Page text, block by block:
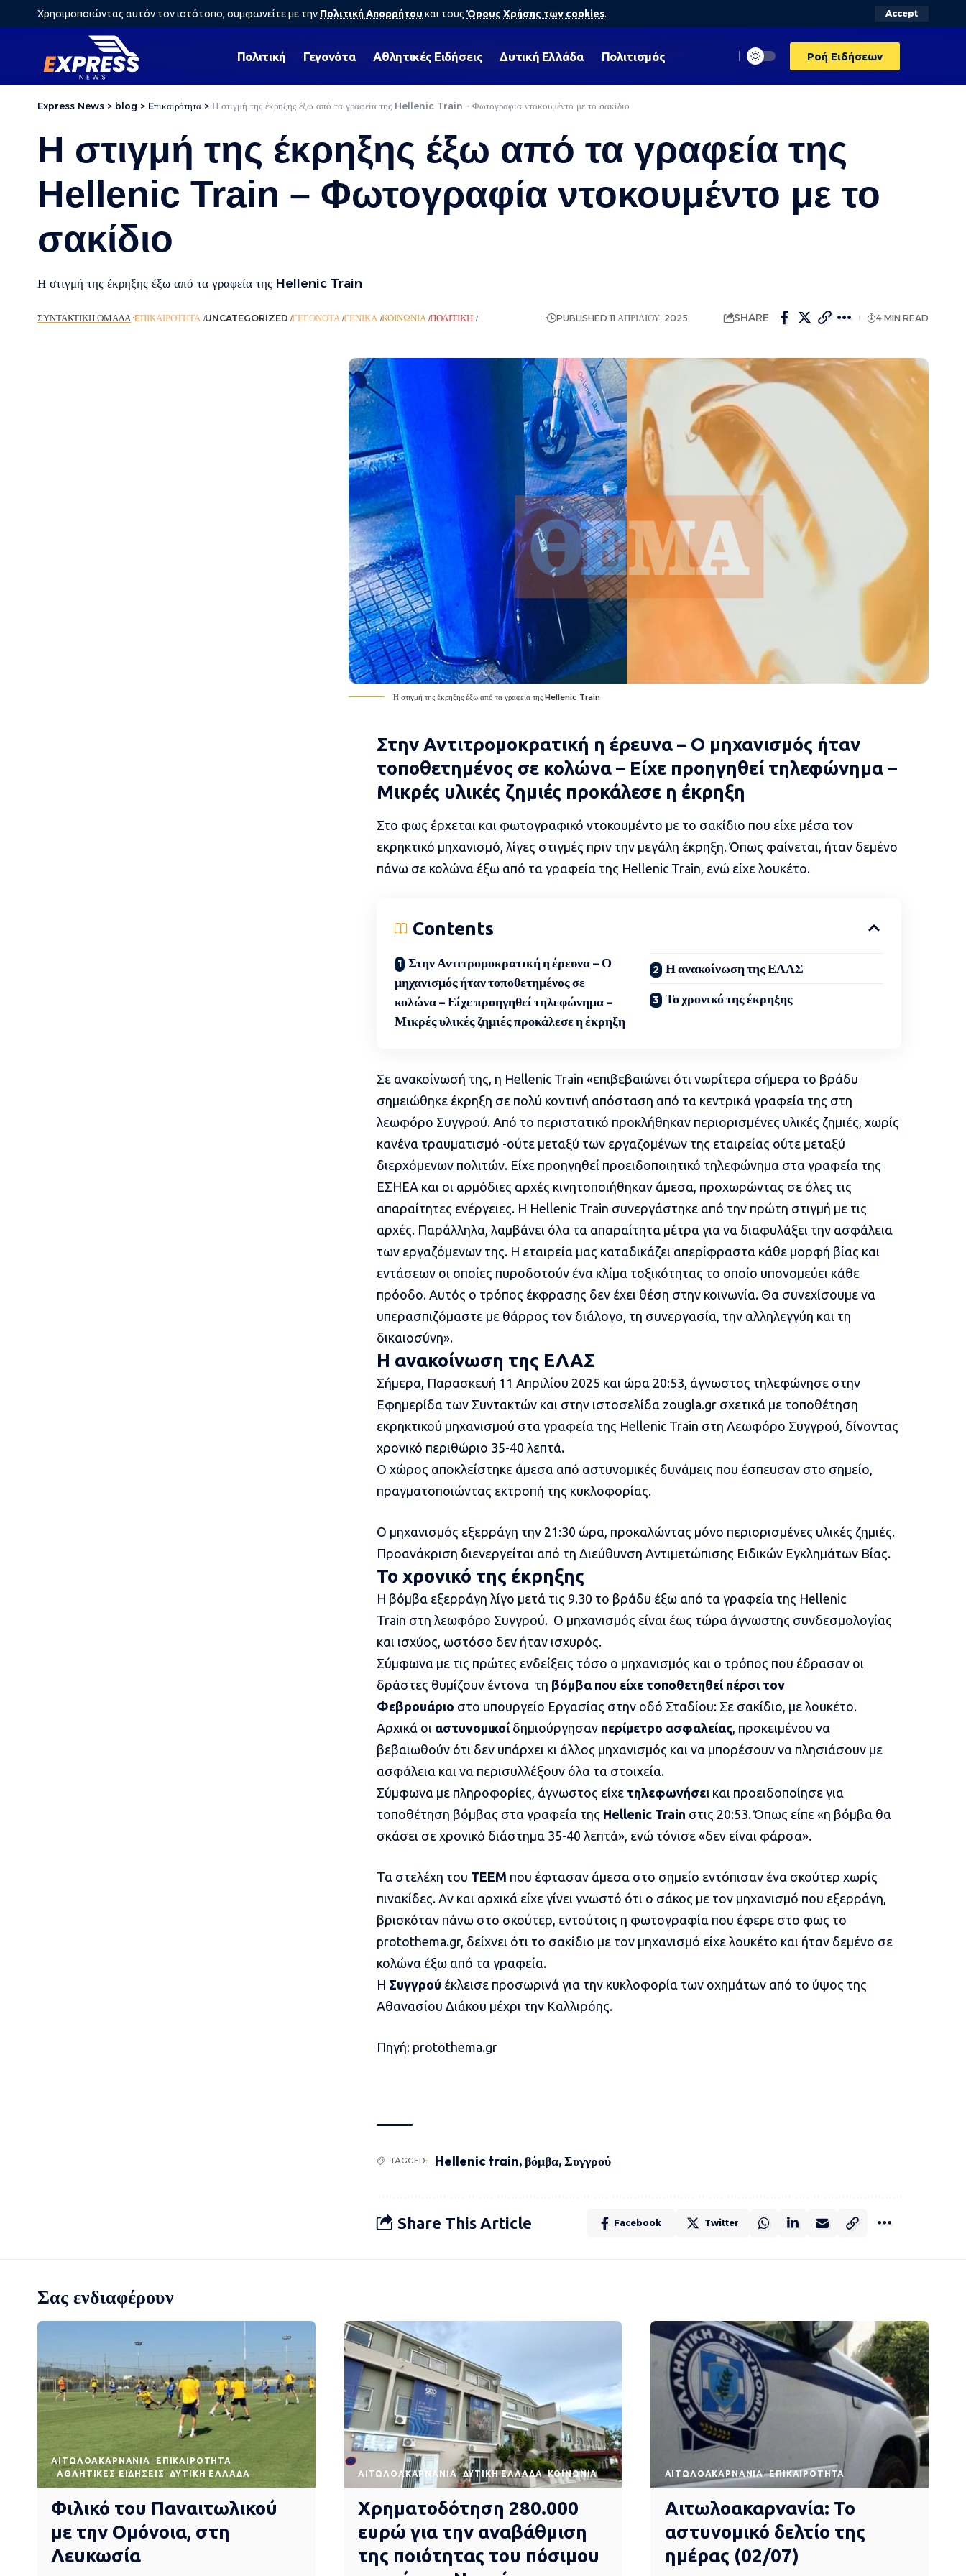
Χρησιμοποιώντας αυτόν τον ιστότοπο, συμφωνείτε με την Πολιτική Απορρήτου και τους Όρους Χρήσης των cookies. Accept
Πολιτική Γεγονότα Αθλητικές Ειδήσεις Δυτική Ελλάδα Πολιτισμός Ροή Ειδήσεων
Express News > blog > Eπικαιρότητα > Η στιγμή της έκρηξης έξω από τα γραφεία της Hellenic Train – Φωτογραφία ντοκουμέντο με το σακίδιο
Η στιγμή της έκρηξης έξω από τα γραφεία της
Hellenic Train – Φωτογραφία ντοκουμέντο με το
σακίδιο
Η στιγμή της έκρηξης έξω από τα γραφεία της Hellenic Train
ΣΥΝΤΑΚΤΙΚΉ ΟΜΆΔΑ EΠΙΚΑΙΡΌΤΗΤΑ UNCATEGORIZED ΓΕΓΟΝΌΤΑ ΓΕΝΙΚΆ ΚΟΙΝΩΝΊΑ ΠΟΛΙΤΙΚΉ ΡΟΉ ΕΙΔΉΣΕΩΝ PUBLISHED 11 ΑΠΡΙΛΊΟΥ, 2025 SHARE 4 MIN READ
Η στιγμή της έκρηξης έξω από τα γραφεία της Hellenic Train
Στην Αντιτρομοκρατική η έρευνα – Ο μηχανισμός ήταν
τοποθετημένος σε κολώνα – Είχε προηγηθεί τηλεφώνημα –
Μικρές υλικές ζημιές προκάλεσε η έκρηξη
Στο φως έρχεται και φωτογραφικό ντοκουμέντο με το σακίδιο που είχε μέσα τον
εκρηκτικό μηχανισμό, λίγες στιγμές πριν την μεγάλη έκρηξη. Όπως φαίνεται, ήταν δεμένο
πάνω σε κολώνα έξω από τα γραφεία της Hellenic Train, ενώ είχε λουκέτο.
Contents
Στην Αντιτρομοκρατική η έρευνα – Ο
μηχανισμός ήταν τοποθετημένος σε
κολώνα – Είχε προηγηθεί τηλεφώνημα –
Μικρές υλικές ζημιές προκάλεσε η έκρηξη
Η ανακοίνωση της ΕΛΑΣ
Το χρονικό της έκρηξης
Σε ανακοίνωσή της, η Hellenic Train «επιβεβαιώνει ότι νωρίτερα σήμερα το βράδυ
σημειώθηκε έκρηξη σε πολύ κοντινή απόσταση από τα κεντρικά γραφεία της στη
λεωφόρο Συγγρού. Από το περιστατικό προκλήθηκαν περιορισμένες υλικές ζημιές, χωρίς
κανένα τραυματισμό -ούτε μεταξύ των εργαζομένων της εταιρείας ούτε μεταξύ
διερχόμενων πολιτών. Είχε προηγηθεί προειδοποιητικό τηλεφώνημα στα γραφεία της
ΕΣΗΕΑ και οι αρμόδιες αρχές κινητοποιήθηκαν άμεσα, προχωρώντας σε όλες τις
απαραίτητες ενέργειες. Η Hellenic Train συνεργάστηκε από την πρώτη στιγμή με τις
αρχές. Παράλληλα, λαμβάνει όλα τα απαραίτητα μέτρα για να διαφυλάξει την ασφάλεια
των εργαζόμενων της. Η εταιρεία μας καταδικάζει απερίφραστα κάθε μορφή βίας και
εντάσεων οι οποίες πυροδοτούν ένα κλίμα τοξικότητας το οποίο υπονομεύει κάθε
πρόοδο. Αυτός ο τρόπος έκφρασης δεν έχει θέση στην κοινωνία. Θα συνεχίσουμε να
υπερασπιζόμαστε με θάρρος τον διάλογο, τη συνεργασία, την αλληλεγγύη και τη
δικαιοσύνη».
Η ανακοίνωση της ΕΛΑΣ
Σήμερα, Παρασκευή 11 Απριλίου 2025 και ώρα 20:53, άγνωστος τηλεφώνησε στην
Εφημερίδα των Συντακτών και στην ιστοσελίδα zougla.gr σχετικά με τοποθέτηση
εκρηκτικού μηχανισμού στα γραφεία της Hellenic Train στη Λεωφόρο Συγγρού, δίνοντας
χρονικό περιθώριο 35-40 λεπτά.
Ο χώρος αποκλείστηκε άμεσα από αστυνομικές δυνάμεις που έσπευσαν στο σημείο,
πραγματοποιώντας εκτροπή της κυκλοφορίας.
Ο μηχανισμός εξερράγη την 21:30 ώρα, προκαλώντας μόνο περιορισμένες υλικές ζημιές.
Προανάκριση διενεργείται από τη Διεύθυνση Αντιμετώπισης Ειδικών Εγκλημάτων Βίας.
Το χρονικό της έκρηξης
Η βόμβα εξερράγη λίγο μετά τις 9.30 το βράδυ έξω από τα γραφεία της Hellenic
Train στη λεωφόρο Συγγρού. Ο μηχανισμός είναι έως τώρα άγνωστης συνδεσμολογίας
και ισχύος, ωστόσο δεν ήταν ισχυρός.
Σύμφωνα με τις πρώτες ενδείξεις τόσο ο μηχανισμός και ο τρόπος που έδρασαν οι
δράστες θυμίζουν έντονα τη βόμβα που είχε τοποθετηθεί πέρσι τον
Φεβρουάριο στο υπουργείο Εργασίας στην οδό Σταδίου: Σε σακίδιο, με λουκέτο.
Αρχικά οι αστυνομικοίδημιούργησαν περίμετρο ασφαλείας, προκειμένου να
βεβαιωθούν ότι δεν υπάρχει κι άλλος μηχανισμός και να μπορέσουν να πλησιάσουν με
ασφάλεια και να περισυλλέξουν όλα τα στοιχεία.
Σύμφωνα με πληροφορίες, άγνωστος είχε τηλεφωνήσεικαι προειδοποίησε για
τοποθέτηση βόμβας στα γραφεία της Hellenic Train στις 20:53. Όπως είπε «η βόμβα θα
σκάσει σε χρονικό διάστημα 35-40 λεπτά», ενώ τόνισε «δεν είναι φάρσα».
Τα στελέχη του ΤΕΕΜ που έφτασαν άμεσα στο σημείο εντόπισαν ένα σκούτερ χωρίς
πινακίδες. Αν και αρχικά είχε γίνει γνωστό ότι ο σάκος με τον μηχανισμό που εξερράγη,
βρισκόταν πάνω στο σκούτερ, εντούτοις η φωτογραφία που έφερε στο φως το
protothema.gr, δείχνει ότι το σακίδιο με τον μηχανισμό είχε λουκέτο και ήταν δεμένο σε
κολώνα έξω από τα γραφεία.
Η Συγγρού έκλεισε προσωρινά για την κυκλοφορία των οχημάτων από το ύψος της
Αθανασίου Διάκου μέχρι την Καλλιρόης.
Πηγή: protothema.gr
TAGGED: Hellenic train, βόμβα,Συγγρού
Share This Article Facebook Twitter
Σας ενδιαφέρουν
AΙΤΩΛΟΑΚΑΡΝΑΝΊΑ
EΠΙΚΑΙΡΌΤΗΤΑ
ΑΘΛΗΤΙΚΈΣ ΕΙΔΉΣΕΙΣ
ΔΥΤΙΚΉ ΕΛΛΆΔΑ
Φιλικό του Παναιτωλικού
με την Ομόνοια, στη
Λευκωσία
AΙΤΩΛΟΑΚΑΡΝΑΝΊΑ ΔΥΤΙΚΉ ΕΛΛΆΔΑ ΚΟΙΝΩΝΊΑ
Χρηματοδότηση 280.000
ευρώ για την αναβάθμιση
της ποιότητας του πόσιμου
AΙΤΩΛΟΑΚΑΡΝΑΝΊΑ EΠΙΚΑΙΡΌΤΗΤΑ
Αιτωλοακαρνανία: Το
αστυνομικό δελτίο της
ημέρας (02/07)